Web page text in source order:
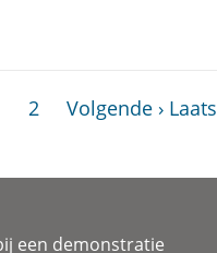
2 Volgende ›
een demonstratie